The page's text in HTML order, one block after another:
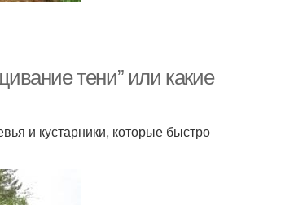
тени” или какие
и кустарники, которые быстро